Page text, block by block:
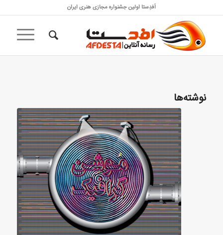
اَفدِستا اولین جشنواره مجازی هنری ایران
نوشته‌ها